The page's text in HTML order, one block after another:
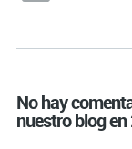
No hay
nuestro blog